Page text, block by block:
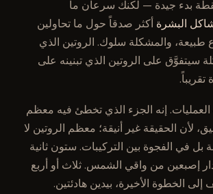
بدء جيدة — لكنك سرعان ما
البشرة أكثر صدقاً حول ما تحاولين
طبيعة، والمشكلة سلوك. الروتين الذي
سيتفوَّق على الروتين الذي تبنينه على
إنه الجزء الذي تخطئ فيه معظم
لأن الحقيقة غير أنيقة؛ معظم الروتين لا
بل في الفجوة بين التركيبات. ستون ثانية
إصبعين من واقي الشمس. ثلاث أو أربع
الخطوة الأخيرة، بيدين هادئتين.